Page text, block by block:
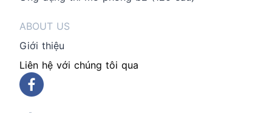
ABOUT US
Giới thiệu
Liên hệ với chúng tôi qua